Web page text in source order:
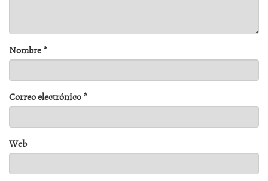
Nombre*
Correo electrónico*
Web